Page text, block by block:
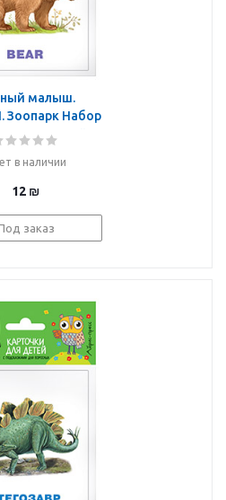
малыш.
Зоопарк Набор
для детей.
в наличии
12 ₪
заказ